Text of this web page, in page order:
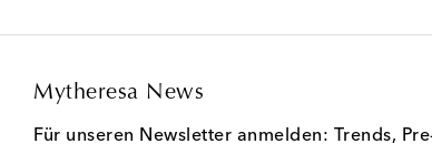
Mytheresa News
Für unseren Newsletter anmelden: Trends,